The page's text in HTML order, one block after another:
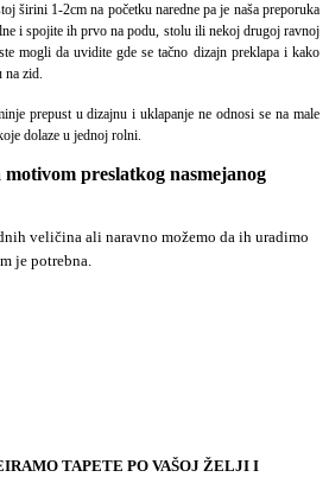
širini 1-2cm na početku naredne pa je naša preporuka
i spojite ih prvo na podu, stolu ili nekoj drugoj ravnoj
mogli da uvidite gde se tačno dizajn preklapa i kako
na zid.
prepust u dizajnu i uklapanje ne odnosi se na male
dolaze u jednoj rolni.
motivom preslatkog nasmejanog
veličina ali naravno možemo da ih uradimo
je potrebna.
TAPETE PO VAŠOJ ŽELJI I